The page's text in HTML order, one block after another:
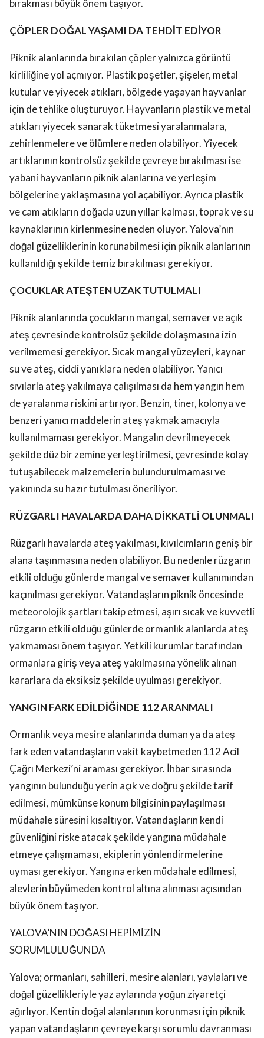
bırakması büyük önem taşıyor.
ÇÖPLER DOĞAL YAŞAMI DA TEHDİT EDİYOR
Piknik alanlarında bırakılan çöpler yalnızca görüntü
kirliliğine yol açmıyor. Plastik poşetler, şişeler, metal
kutular ve yiyecek atıkları, bölgede yaşayan hayvanlar
için de tehlike oluşturuyor. Hayvanların plastik ve metal
atıkları yiyecek sanarak tüketmesi yaralanmalara,
zehirlenmelere ve ölümlere neden olabiliyor. Yiyecek
artıklarının kontrolsüz şekilde çevreye bırakılması ise
yabani hayvanların piknik alanlarına ve yerleşim
bölgelerine yaklaşmasına yol açabiliyor. Ayrıca plastik
ve cam atıkların doğada uzun yıllar kalması, toprak ve su
kaynaklarının kirlenmesine neden oluyor. Yalova’nın
doğal güzelliklerinin korunabilmesi için piknik alanlarının
kullanıldığı şekilde temiz bırakılması gerekiyor.
ÇOCUKLAR ATEŞTEN UZAK TUTULMALI
Piknik alanlarında çocukların mangal, semaver ve açık
ateş çevresinde kontrolsüz şekilde dolaşmasına izin
verilmemesi gerekiyor. Sıcak mangal yüzeyleri, kaynar
su ve ateş, ciddi yanıklara neden olabiliyor. Yanıcı
sıvılarla ateş yakılmaya çalışılması da hem yangın hem
de yaralanma riskini artırıyor. Benzin, tiner, kolonya ve
benzeri yanıcı maddelerin ateş yakmak amacıyla
kullanılmaması gerekiyor. Mangalın devrilmeyecek
şekilde düz bir zemine yerleştirilmesi, çevresinde kolay
tutuşabilecek malzemelerin bulundurulmaması ve
yakınında su hazır tutulması öneriliyor.
RÜZGARLI HAVALARDA DAHA DİKKATLİ OLUNMALI
Rüzgarlı havalarda ateş yakılması, kıvılcımların geniş bir
alana taşınmasına neden olabiliyor. Bu nedenle rüzgarın
etkili olduğu günlerde mangal ve semaver kullanımından
kaçınılması gerekiyor. Vatandaşların piknik öncesinde
meteorolojik şartları takip etmesi, aşırı sıcak ve kuvvetli
rüzgarın etkili olduğu günlerde ormanlık alanlarda ateş
yakmaması önem taşıyor. Yetkili kurumlar tarafından
ormanlara giriş veya ateş yakılmasına yönelik alınan
kararlara da eksiksiz şekilde uyulması gerekiyor.
YANGIN FARK EDİLDİĞİNDE 112 ARANMALI
Ormanlık veya mesire alanlarında duman ya da ateş
fark eden vatandaşların vakit kaybetmeden 112 Acil
Çağrı Merkezi’ni araması gerekiyor. İhbar sırasında
yangının bulunduğu yerin açık ve doğru şekilde tarif
edilmesi, mümkünse konum bilgisinin paylaşılması
müdahale süresini kısaltıyor. Vatandaşların kendi
güvenliğini riske atacak şekilde yangına müdahale
etmeye çalışmaması, ekiplerin yönlendirmelerine
uyması gerekiyor. Yangına erken müdahale edilmesi,
alevlerin büyümeden kontrol altına alınması açısından
büyük önem taşıyor.
YALOVA’NIN DOĞASI HEPİMİZİN
SORUMLULUĞUNDA
Yalova; ormanları, sahilleri, mesire alanları, yaylaları ve
doğal güzellikleriyle yaz aylarında yoğun ziyaretçi
ağırlıyor. Kentin doğal alanlarının korunması için piknik
yapan vatandaşların çevreye karşı sorumlu davranması